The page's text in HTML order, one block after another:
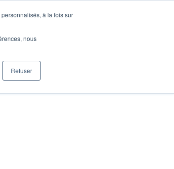
à la fois sur
nous
Refuser